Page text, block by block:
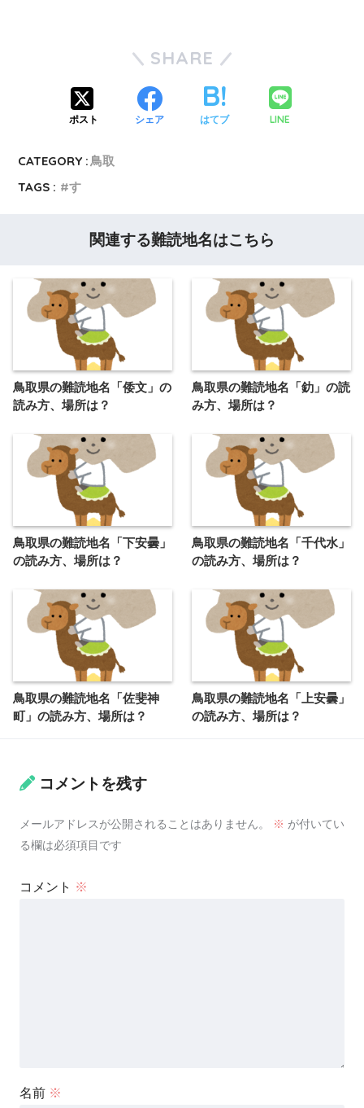
SHARE
ポスト シェア はてブ LINE
CATEGORY :鳥取
TAGS :
す
関連する難読地名はこちら
鳥取県の難読地名「倭文」の
読み方、場所は？
鳥取県の難読地名「釛」の読
み方、場所は？
鳥取県の難読地名「下安曇」
の読み方、場所は？
鳥取県の難読地名「千代水」
の読み方、場所は？
鳥取県の難読地名「佐斐神
町」の読み方、場所は？
鳥取県の難読地名「上安曇」
の読み方、場所は？
コメントを残す
メールアドレスが公開されることはありません。 ※ が付いてい
る欄は必須項目です
コメント ※
名前 ※